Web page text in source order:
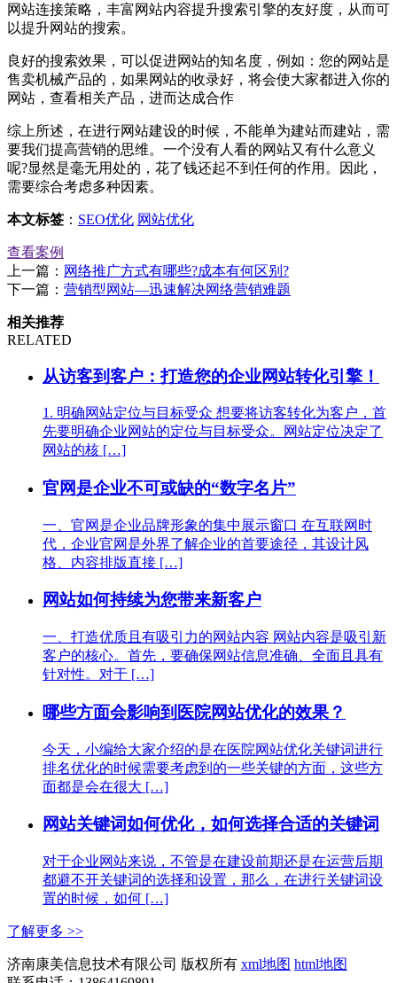
网站连接策略，丰富网站内容提升搜索引擎的友好度，从而可
以提升网站的搜索。
良好的搜索效果，可以促进网站的知名度，例如：您的网站是
售卖机械产品的，如果网站的收录好，将会使大家都进入你的
网站，查看相关产品，进而达成合作
综上所述，在进行网站建设的时候，不能单为建站而建站，需
要我们提高营销的思维。一个没有人看的网站又有什么意义
呢?显然是毫无用处的，花了钱还起不到任何的作用。因此，
需要综合考虑多种因素。
本文标签 ： SEO优化 网站优化
查看案例
上一篇： 网络推广方式有哪些?成本有何区别?
下一篇： 营销型网站—迅速解决网络营销难题
相关推荐
RELATED
从访客到客户：打造您的企业网站转化引擎！
1. 明确网站定位与目标受众 想要将访客转化为客户，首
先要明确企业网站的定位与目标受众。网站定位决定了
网站的核 […]
官网是企业不可或缺的“数字名片”
一、官网是企业品牌形象的集中展示窗口 在互联网时
代，企业官网是外界了解企业的首要途径，其设计风
格、内容排版直接 […]
网站如何持续为您带来新客户
一、打造优质且有吸引力的网站内容 网站内容是吸引新
客户的核心。首先，要确保网站信息准确、全面且具有
针对性。对于 […]
哪些方面会影响到医院网站优化的效果？
今天，小编给大家介绍的是在医院网站优化关键词进行
排名优化的时候需要考虑到的一些关键的方面，这些方
面都是会在很大 […]
网站关键词如何优化，如何选择合适的关键词
对于企业网站来说，不管是在建设前期还是在运营后期
都避不开关键词的选择和设置，那么，在进行关键词设
置的时候，如何 […]
了解更多 >>
济南康美信息技术有限公司 版权所有 xml地图 html地图